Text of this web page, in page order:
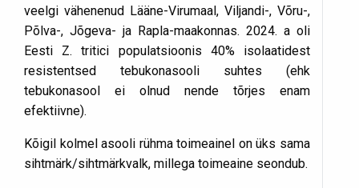
veelgi vähenenud Lääne-Virumaal, Viljandi-, Võru-,
Põlva-, Jõgeva- ja Rapla-maakonnas. 2024. a oli
Eesti Z. tritici populatsioonis 40% isolaatidest
resistentsed tebukonasooli suhtes (ehk
tebukonasool ei olnud nende tõrjes enam
efektiivne).
Kõigil kolmel asooli rühma toimeainel on üks sama
sihtmärk/sihtmärkvalk, millega toimeaine seondub.